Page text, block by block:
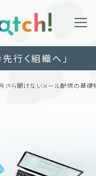
行く組織へ」
さら聞けないメール配信の基礎